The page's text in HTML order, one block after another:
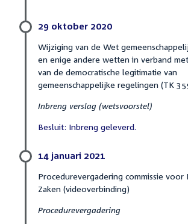
29 oktober 2020
Wijziging van de Wet
en enige andere wetten in verband
van de democratische legitimatie van
gemeenschappelijke regelingen (TK
Inbreng verslag (wetsvoorstel)
Besluit: Inbreng geleverd.
14 januari 2021
Procedurevergadering commissie voor
Zaken (videoverbinding)
Procedurevergadering